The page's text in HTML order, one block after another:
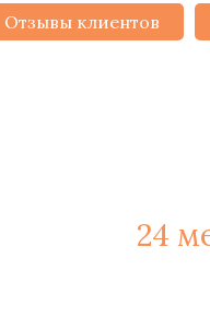
Отзывы клиентов
24